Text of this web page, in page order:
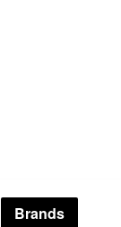
Brands